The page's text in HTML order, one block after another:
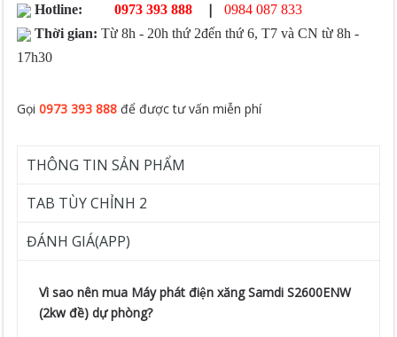
Hotline:
0973 393 888 |
0984 087 833
Thời gian: Từ 8h - 20h thứ 2đến thứ 6, T7 và CN từ 8h -
17h30
Gọi0973 393 888 để được tư vấn miễn phí
THÔNG TIN SẢN PHẨM
TAB TÙY CHỈNH 2
ĐÁNH GIÁ(APP)
Vì sao nên mua Máy phát điện xăng Samdi S2600ENW
(2kw đề) dự phòng?